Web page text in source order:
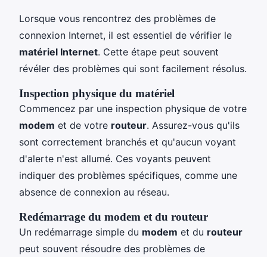
Lorsque vous rencontrez des problèmes de
connexion Internet, il est essentiel de vérifier le
matériel Internet. Cette étape peut souvent
révéler des problèmes qui sont facilement résolus.
Inspection physique du matériel
Commencez par une inspection physique de votre
modem et de votre routeur. Assurez-vous qu'ils
sont correctement branchés et qu'aucun voyant
d'alerte n'est allumé. Ces voyants peuvent
indiquer des problèmes spécifiques, comme une
absence de connexion au réseau.
Redémarrage du modem et du routeur
Un redémarrage simple du modem et du routeur
peut souvent résoudre des problèmes de